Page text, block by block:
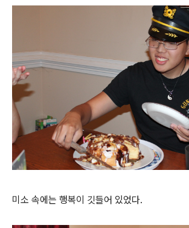
미소 속에는 행복이 깃들어 있었다.